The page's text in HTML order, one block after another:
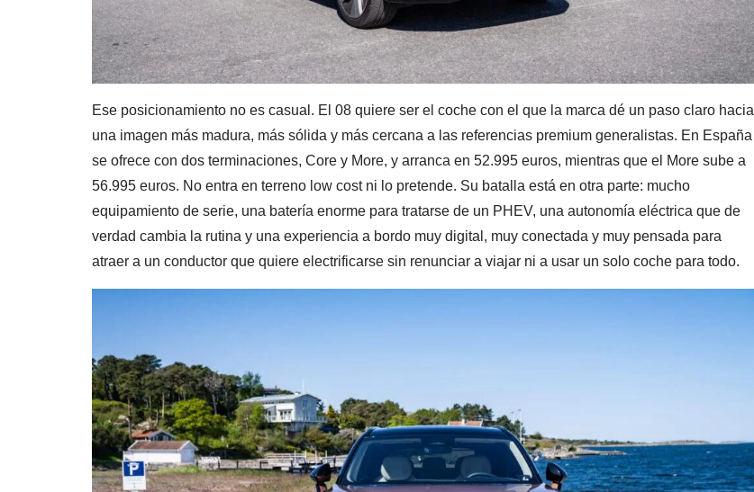
Ese posicionamiento no es casual. El 08 quiere ser el coche con el que la marca dé un paso claro hacia
una imagen más madura, más sólida y más cercana a las referencias premium generalistas. En España
se ofrece con dos terminaciones, Core y More, y arranca en 52.995 euros, mientras que el More sube a
56.995 euros. No entra en terreno low cost ni lo pretende. Su batalla está en otra parte: mucho
equipamiento de serie, una batería enorme para tratarse de un PHEV, una autonomía eléctrica que de
verdad cambia la rutina y una experiencia a bordo muy digital, muy conectada y muy pensada para
atraer a un conductor que quiere electrificarse sin renunciar a viajar ni a usar un solo coche para todo.